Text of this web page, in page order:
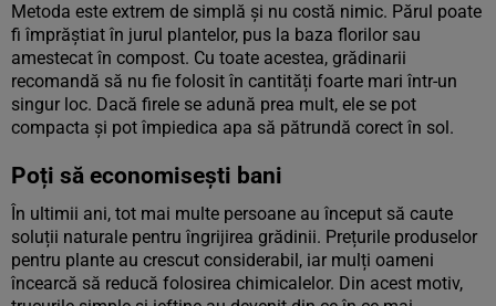
Metoda este extrem de simplă și nu costă nimic. Părul poate
fi împrăștiat în jurul plantelor, pus la baza florilor sau
amestecat în compost. Cu toate acestea, grădinarii
recomandă să nu fie folosit în cantități foarte mari într-un
singur loc. Dacă firele se adună prea mult, ele se pot
compacta și pot împiedica apa să pătrundă corect în sol.
Poți să economisești bani
În ultimii ani, tot mai multe persoane au început să caute
soluții naturale pentru îngrijirea grădinii. Prețurile produselor
pentru plante au crescut considerabil, iar mulți oameni
încearcă să reducă folosirea chimicalelor. Din acest motiv,